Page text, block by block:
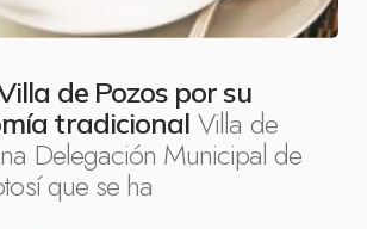
de Pozos por su
tradicional Villa de
Delegación Municipal de
que se ha